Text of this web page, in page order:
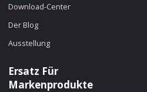
Download-Center
Der Blog
Ausstellung
Ersatz Für
Markenprodukte